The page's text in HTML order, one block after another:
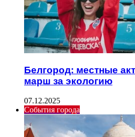
Белгород: местные
марш за экологию
07.12.2025
События города